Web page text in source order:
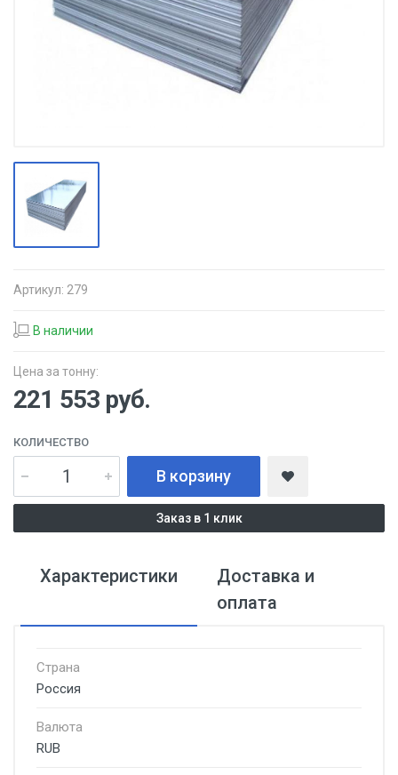
Артикул: 279
В наличии
Цена за тонну:
221 553 руб.
КОЛИЧЕСТВО
В корзину
Заказ в 1 клик
Характеристики
Доставка и
оплата
Страна
Россия
Валюта
RUB